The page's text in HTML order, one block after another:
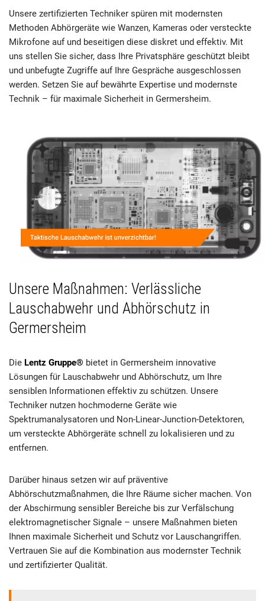
Unsere zertifizierten Techniker spüren mit modernsten
Methoden Abhörgeräte wie Wanzen, Kameras oder versteckte
Mikrofone auf und beseitigen diese diskret und effektiv. Mit
uns stellen Sie sicher, dass Ihre Privatsphäre geschützt bleibt
und unbefugte Zugriffe auf Ihre Gespräche ausgeschlossen
werden. Setzen Sie auf bewährte Expertise und modernste
Technik – für maximale Sicherheit in Germersheim.
Unsere Maßnahmen: Verlässliche
Lauschabwehr und Abhörschutz in
Germersheim
Die Lentz Gruppe® bietet in Germersheim innovative
Lösungen für Lauschabwehr und Abhörschutz, um Ihre
sensiblen Informationen effektiv zu schützen. Unsere
Techniker nutzen hochmoderne Geräte wie
Spektrumanalysatoren und Non-Linear-Junction-Detektoren,
um versteckte Abhörgeräte schnell zu lokalisieren und zu
entfernen.
Darüber hinaus setzen wir auf präventive
Abhörschutzmaßnahmen, die Ihre Räume sicher machen. Von
der Abschirmung sensibler Bereiche bis zur Verfälschung
elektromagnetischer Signale – unsere Maßnahmen bieten
Ihnen maximale Sicherheit und Schutz vor Lauschangriffen.
Vertrauen Sie auf die Kombination aus modernster Technik
und zertifizierter Qualität.